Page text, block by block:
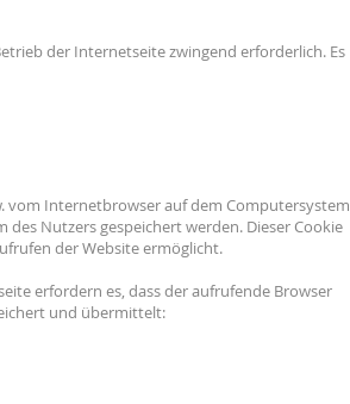
der Internetseite zwingend erforderlich. Es
vom Internetbrowser auf dem Computersystem
Nutzers gespeichert werden. Dieser Cookie
der Website ermöglicht.
erfordern es, dass der aufrufende Browser
und übermittelt: